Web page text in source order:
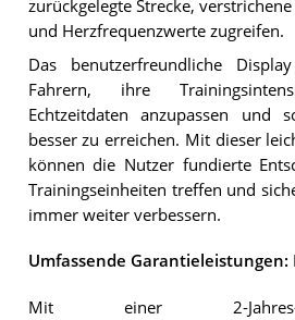
zurückgelegte Strecke,
und Herzfrequenzwerte zugreifen.
Das benutzerfreundliche
Fahrern, ihre
Echtzeitdaten anzupassen und
besser zu erreichen. Mit dieser
können die Nutzer fundierte
Trainingseinheiten treffen und
immer weiter verbessern.
Umfassende Garantieleistungen:
Mit einer 2-